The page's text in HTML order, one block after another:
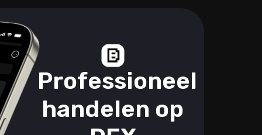
Professioneel
handelen op